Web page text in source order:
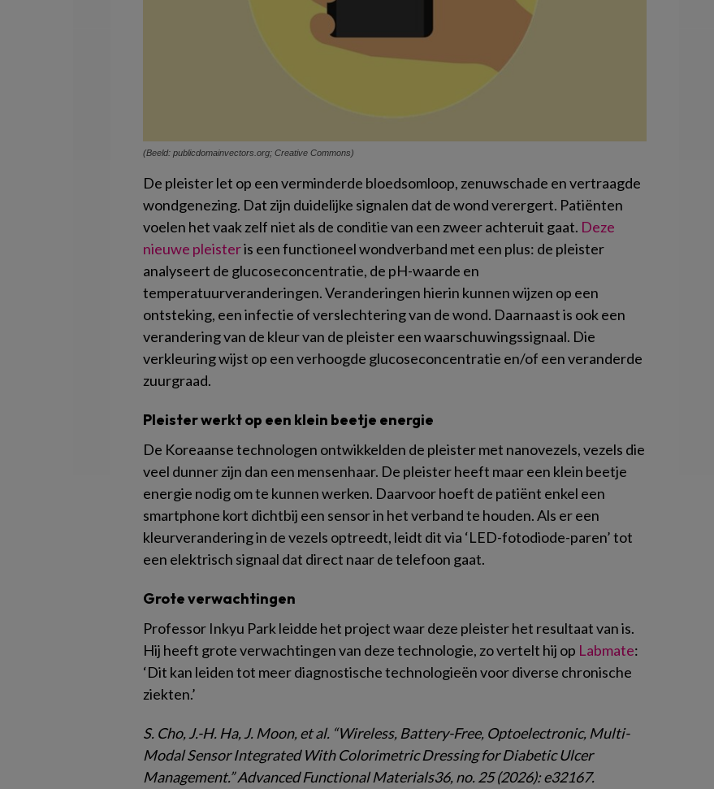
(Beeld: publicdomainvectors.org; Creative Commons)
De pleister let op een verminderde bloedsomloop, zenuwschade en vertraagde
wondgenezing. Dat zijn duidelijke signalen dat de wond verergert. Patiënten
voelen het vaak zelf niet als de conditie van een zweer achteruit gaat. Deze
nieuwe pleisteris een functioneel wondverband met een plus: de pleister
analyseert de glucoseconcentratie, de pH-waarde en
temperatuurveranderingen. Veranderingen hierin kunnen wijzen op een
ontsteking, een infectie of verslechtering van de wond. Daarnaast is ook een
verandering van de kleur van de pleister een waarschuwingssignaal. Die
verkleuring wijst op een verhoogde glucoseconcentratie en/of een veranderde
zuurgraad.
Pleister werkt op een klein beetje energie
De Koreaanse technologen ontwikkelden de pleister met nanovezels, vezels die
veel dunner zijn dan een mensenhaar. De pleister heeft maar een klein beetje
energie nodig om te kunnen werken. Daarvoor hoeft de patiënt enkel een
smartphone kort dichtbij een sensor in het verband te houden. Als er een
kleurverandering in de vezels optreedt, leidt dit via ‘LED-fotodiode-paren’ tot
een elektrisch signaal dat direct naar de telefoon gaat.
Grote verwachtingen
Professor Inkyu Park leidde het project waar deze pleister het resultaat van is.
Hij heeft grote verwachtingen van deze technologie, zo vertelt hij op Labmate:
‘Dit kan leiden tot meer diagnostische technologieën voor diverse chronische
ziekten.’
S. Cho, J.-H. Ha, J. Moon, et al. “Wireless, Battery-Free, Optoelectronic, Multi-
Modal Sensor Integrated With Colorimetric Dressing for Diabetic Ulcer
Management.” Advanced Functional Materials36, no. 25 (2026): e32167.